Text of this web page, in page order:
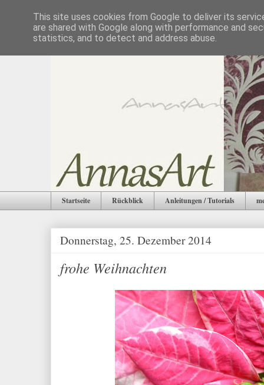
Startseite Rückblick Anleitungen / Tutorials
Donnerstag, 25. Dezember 2014
frohe Weihnachten
This site uses cookies from Google to deliver its
are shared with Google along with performance and
statistics, and to detect and address abuse.